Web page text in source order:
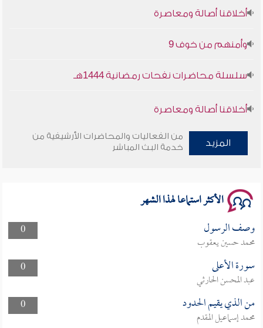
أخلاقنا أصالة ومعاصرة
وأمنهم من خوف 9
أخلاقنا أصالة ومعاصرة
وأمنهم من خوف 9
المزيد
من الفعاليات والمحاضرات الأرشيفية من
خدمة البث المباشر
الأكثر استماعا لهذا الشهر
0 وصف الرسول
محمد حسين يعقوب
0
سورة الأعلى
عبد المحسن الحارثي
0
من الذي يقيم الحدود
محمد إسماعيل المقدم